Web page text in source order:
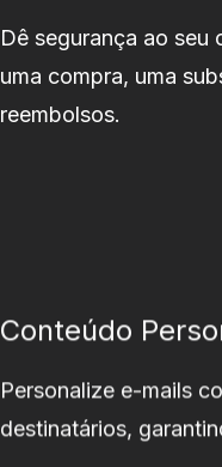
Dê segurança ao
uma compra, uma
reembolsos.
Conteúdo
Personalize e-mails
destinatários,